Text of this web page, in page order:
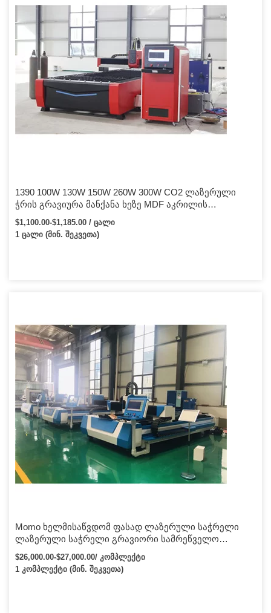
1390 100W 130W 150W 260W 300W CO2 ლაზერული
ჭრის გრავიურა მანქანა ხეზე MDF აკრილის
ლაზერული გრავიურა Cutter Industry CNC ლაზერი
$1,100.00-$1,185.00 / ცალი
1 ცალი (მინ. შეკვეთა)
Momo ხელმისაწვდომ ფასად ლაზერული საჭრელი
ლაზერული საჭრელი გრავიორი სამრეწველო
გრავიორი/საჭრელი მასალების ფართო არჩევანით
$26,000.00-$27,000.00/ კომპლექტი
1 კომპლექტი (მინ. შეკვეთა)